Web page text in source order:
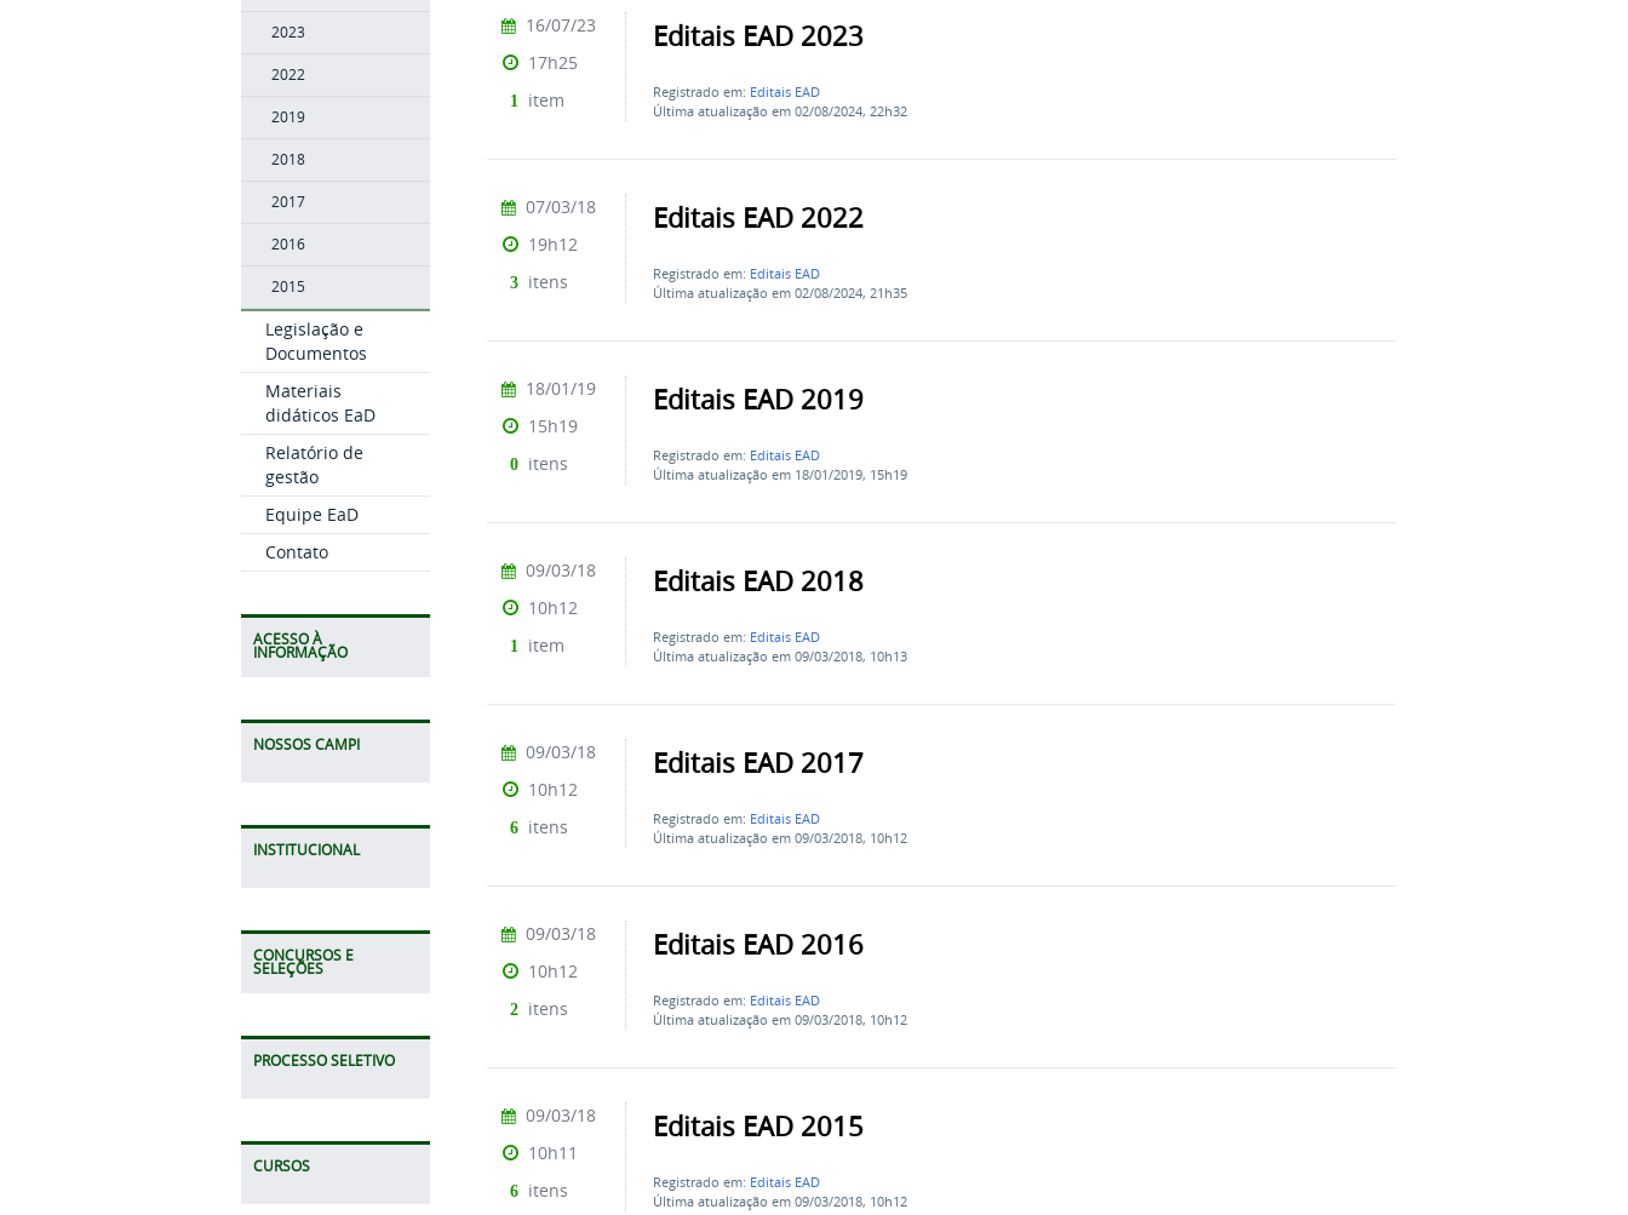
2023
2022
2019
2018
2017
2016
2015
Legislação e
Documentos
Materiais
didáticos EaD
Relatório de
gestão
Equipe EaD
Contato
ACESSO À
INFORMAÇÃO
NOSSOS CAMPI
INSTITUCIONAL
CONCURSOS E
SELEÇÕES
PROCESSO SELETIVO
CURSOS
Editais EAD 2023
Registrado em: Editais EAD
Última atualização em 02/08/2024, 22h32
16/07/23
17h25
1 item
Editais EAD 2022
Registrado em: Editais EAD
Última atualização em 02/08/2024, 21h35
07/03/18
19h12
3 itens
Editais EAD 2019
Registrado em: Editais EAD
Última atualização em 18/01/2019, 15h19
18/01/19
15h19
0 itens
Editais EAD 2018
Registrado em: Editais EAD
Última atualização em 09/03/2018, 10h13
09/03/18
10h12
1 item
Editais EAD 2017
Registrado em: Editais EAD
Última atualização em 09/03/2018, 10h12
09/03/18
10h12
6 itens
Editais EAD 2016
Registrado em: Editais EAD
Última atualização em 09/03/2018, 10h12
09/03/18
10h12
2 itens
Editais EAD 2015
Registrado em: Editais EAD
Última atualização em 09/03/2018, 10h12
09/03/18
10h11
6 itens